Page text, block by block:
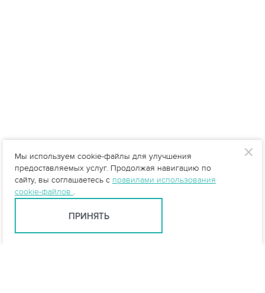
Мы используем cookie-файлы для улучшения
предоставляемых услуг. Продолжая навигацию по
сайту, вы соглашаетесь с правилами использования
cookie-файлов .
ПРИНЯТЬ